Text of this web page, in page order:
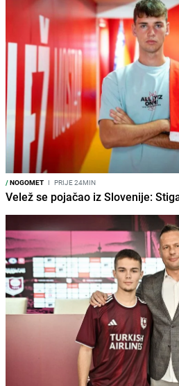
/NOGOMET I PRIJE 24MIN
Velež se pojačao iz Slovenije: